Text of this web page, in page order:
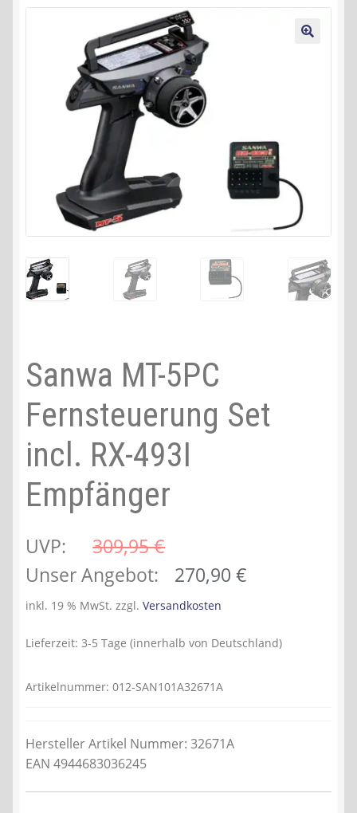
Widerrufsbelehrung
Datenschutzerklärung
Impressum
Sanwa MT-5PC
Fernsteuerung Set
incl. RX-493I
Empfänger
UVP: 309,95 €
Ursprünglicher
Preis
war:
Unser Angebot: 270,90 €Aktueller
ist:
inkl. 19 % MwSt. zzgl. Versandkosten
Hersteller Artikel Nummer: 32671A
EAN 4944683036245
Lieferzeit: 3-5 Tage (innerhalb von Deutschland)
Artikelnummer: 012-SAN101A32671A